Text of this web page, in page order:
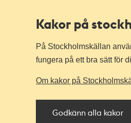
Kakor på
På Stockholmskällan
fungera på ett bra sätt för
Om kakor på
Godkänn alla kakor